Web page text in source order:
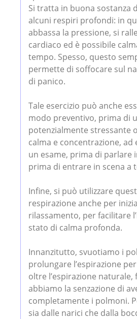
Si tratta in buona sostanza
alcuni respiri profondi: in
abbassa la pressione, si
cardiaco ed è possibile
tempo. Spesso, questo
permette di soffocare sul
di panico.
Tale esercizio può anche
modo preventivo, prima di
potenzialmente stressante
calma e concentrazione,
un esame, prima di parlare
prima di entrare in scena a
Infine, si può utilizzare
respirazione anche per
rilassamento, per facilitare
stato di calma profonda.
Innanzitutto, svuotiamo i
prolungare l’espirazione
oltre l’espirazione naturale,
abbiamo la senzazione di
completamente i polmoni.
sia dalle narici che dalla